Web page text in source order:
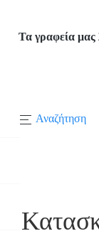
Τα γραφεία μας
Κεντρική
Αναζήτηση